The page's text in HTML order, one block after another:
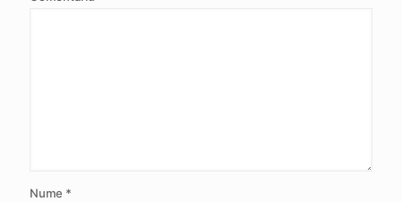
Nume *